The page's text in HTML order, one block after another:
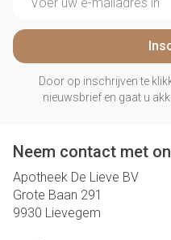
Door op inschrijven te
nieuwsbrief en gaat u
Neem contact met
Apotheek De Lieve BV
Grote Baan 291
9930 Lievegem